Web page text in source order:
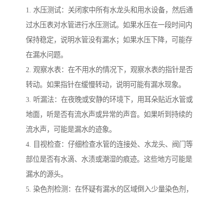
1. 水压测试：关闭家中所有水龙头和用水设备，然后通
过水压表对水管进行水压测试。如果水压在一段时间内
保持稳定，说明水管没有漏水；如果水压下降，可能存
在漏水问题。
2. 观察水表：在不用水的情况下，观察水表的指针是否
转动。如果指针在缓慢转动，说明可能有漏水现象。
3. 听漏法：在夜晚或安静的环境下，用耳朵贴近水管或
地面，听是否有流水声或异常的声音。如果听到持续的
流水声，可能是漏水的迹象。
4. 目视检查：仔细检查水管的连接处、水龙头、阀门等
部位是否有水滴、水渍或潮湿的痕迹。这些地方可能是
漏水的源头。
5. 染色剂检测：在怀疑有漏水的区域倒入少量染色剂，